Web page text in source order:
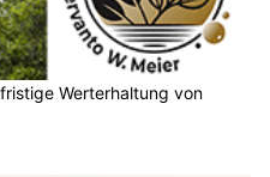
Werterhaltung von